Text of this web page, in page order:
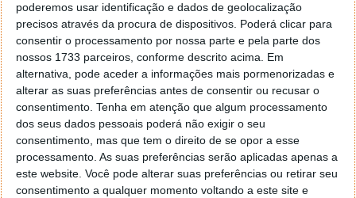
poderemos usar identificação e dados de geolocalização
precisos através da procura de dispositivos. Poderá clicar para
consentir o processamento por nossa parte e pela parte dos
nossos 1733 parceiros, conforme descrito acima. Em
alternativa, pode aceder a informações mais pormenorizadas e
alterar as suas preferências antes de consentir ou recusar o
consentimento. Tenha em atenção que algum processamento
dos seus dados pessoais poderá não exigir o seu
consentimento, mas que tem o direito de se opor a esse
processamento. As suas preferências serão aplicadas apenas a
este website. Você pode alterar suas preferências ou retirar seu
consentimento a qualquer momento voltando a este site e
O carregamento sem fios é fio a 15W e o carregador
é de 65W. Para conseguir carregar vários dispositivos
em simultâneo, tem no seu interior 30 bobinas
embutidas, com loops sobrepostos uns aos outros
em camadas. Assim podem ser carregados até 3
dispositivos, em qualquer posição.